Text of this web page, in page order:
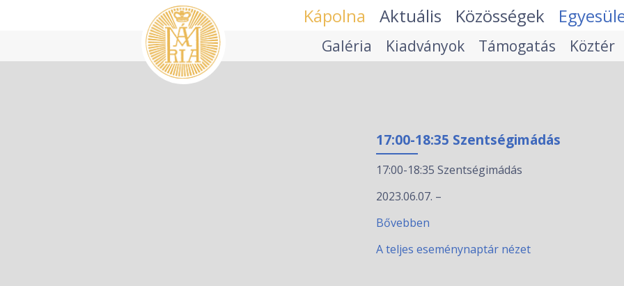
Kápolna Aktuális Közösségek
Galéria Kiadványok Támogatás Köztér
17:00-18:35 Szentségimádás
17:00-18:35 Szentségimádás
2023.06.07. –
Bővebben
A teljes eseménynaptár nézet